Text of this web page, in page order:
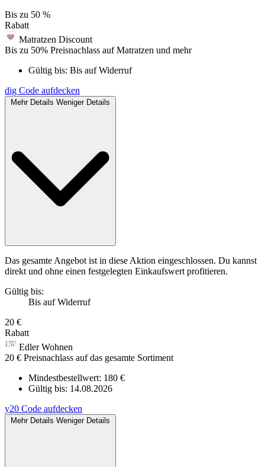
Bis zu 50 %
Rabatt
Matratzen Discount
Bis zu 50% Preisnachlass auf Matratzen und mehr
Gültig bis: Bis auf Widerruf
dig Code aufdecken
Mehr Details Weniger Details
Das gesamte Angebot ist in diese Aktion eingeschlossen. Du kannst
direkt und ohne einen festgelegten Einkaufswert profitieren.
Gültig bis:
Bis auf Widerruf
20 €
Rabatt
Edler Wohnen
20 € Preisnachlass auf das gesamte Sortiment
Mindestbestellwert: 180 €
Gültig bis: 14.08.2026
y20 Code aufdecken
Mehr Details Weniger Details